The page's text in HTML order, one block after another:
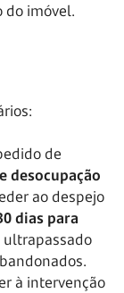
do imóvel.
de
desocupação
ao despejo
dias para
ultrapassado
à intervenção